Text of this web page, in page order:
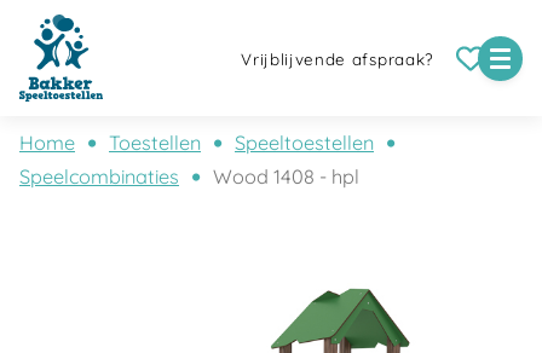
Vrijblijvende afspraak?
Home Toestellen
Speeltoestellen
Speelcombinaties
Wood 1408 - hpl